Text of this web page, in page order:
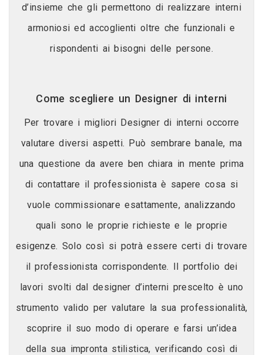
d’insieme che gli permettono di realizzare interni
armoniosi ed accoglienti oltre che funzionali e
rispondenti ai bisogni delle persone.
Come scegliere un Designer di interni
Per trovare i migliori Designer di interni occorre
valutare diversi aspetti. Può sembrare banale, ma
una questione da avere ben chiara in mente prima
di contattare il professionista è sapere cosa si
vuole commissionare esattamente, analizzando
quali sono le proprie richieste e le proprie
esigenze. Solo così si potrà essere certi di trovare
il professionista corrispondente. Il portfolio dei
lavori svolti dal designer d’interni prescelto è uno
strumento valido per valutare la sua professionalità,
scoprire il suo modo di operare e farsi un’idea
della sua impronta stilistica, verificando così di